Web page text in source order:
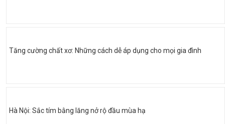
Tăng cường chất xơ: Những cách dễ áp dụng cho mọi gia đình
Hà Nội: Sắc tím bằng lăng nở rộ đầu mùa hạ